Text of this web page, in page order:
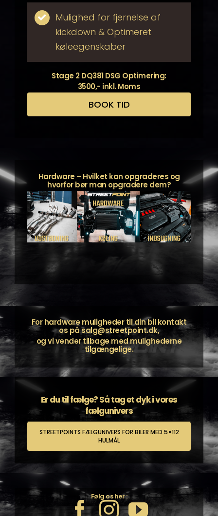
Mulighed for fjernelse af
kickdown & Optimeret
køleegenskaber
Stage 2 DQ381 DSG Optimering:
3500,- inkl. Moms
BOOK TID
Hardware – Hvilket kan opgraderes og
hvorfor bør man opgradere dem?
For hardware muligheder til din bil kontakt
os påsalg@streetpoint.dk,
og vi vender tilbage med mulighederne
tilgængelige.
Er du til fælge? Så tag et dyk i vores
fælgunivers
STREETPOINTS FÆLGUNIVERS FOR BILER MED 5×112
HULMÅL
Følg os her :